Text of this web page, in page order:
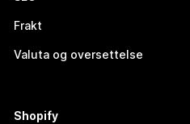
Frakt
Valuta og oversettelse
Shopify